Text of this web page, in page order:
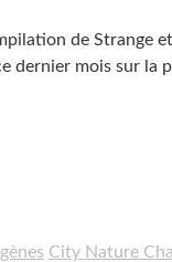
de Strange
dernier mois sur la
City Nature